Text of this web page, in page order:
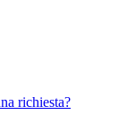
richiesta?